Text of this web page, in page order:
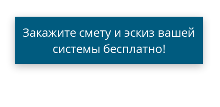
Закажите смету и эскиз вашей
системы бесплатно!